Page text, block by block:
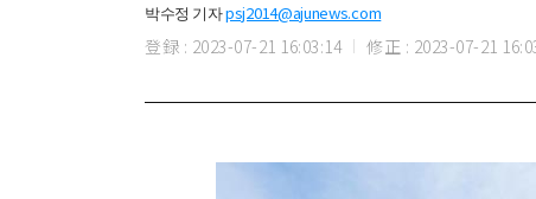
박수정 기자psj2014@ajunews.com
登録 : 2023-07-21 16:03:14 修正 : 2023-07-21